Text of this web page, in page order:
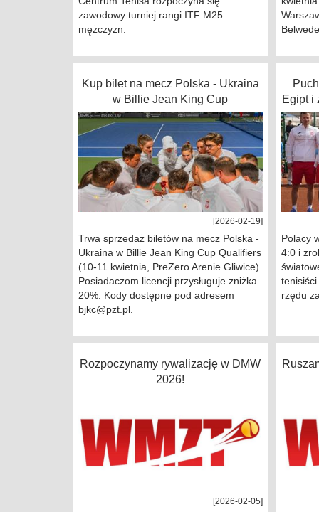
zawodowy turniej rangi ITF M25
mężczyzn.
Kup bilet na mecz Polska - Ukraina
w Billie Jean King Cup
[2026-02-19]
Trwa sprzedaż biletów na mecz Polska -
Ukraina w Billie Jean King Cup Qualifiers
(10-11 kwietnia, PreZero Arenie Gliwice).
Posiadaczom licencji przysługuje zniżka
20%. Kody dostępne pod adresem
bjkc@pzt.pl.
Egipt i
Polacy
4:0 i
rzędu
Rozpoczynamy rywalizację w DMW
2026!
[2026-02-05]